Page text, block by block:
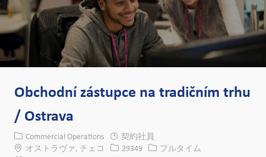
Obchodní zástupce na tradičním trhu
/ Ostrava
カテゴリー
Commercial Operations
契約社員
場所オストラヴァ, チェコ 求人ID29349 役職フルタイム